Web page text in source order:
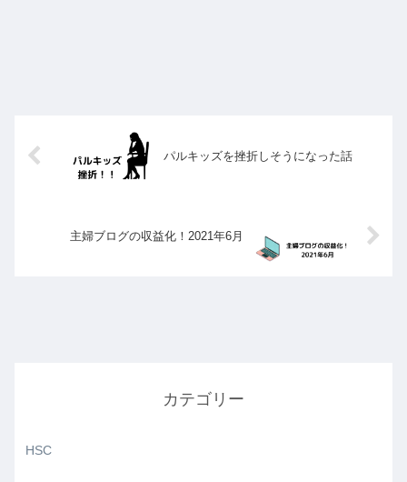
パルキッズを挫折しそうになった話
主婦ブログの収益化！2021年6月
カテゴリー
HSC